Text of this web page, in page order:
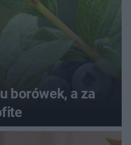
borówek, a za